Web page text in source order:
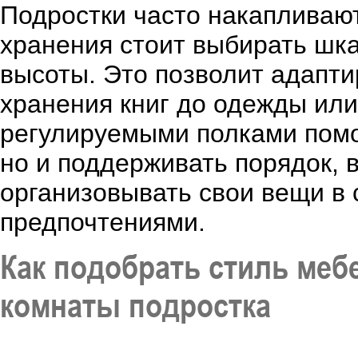
Подростки часто
хранения стоит выбирать
высоты. Это позволит
хранения книг до одежды
регулируемыми полками
но и поддерживать порядок,
организовывать свои вещи в
предпочтениями.
Как подобрать стиль
комнаты подростка